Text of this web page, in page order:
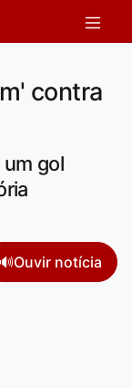
contra
gol
🔊Ouvir notícia